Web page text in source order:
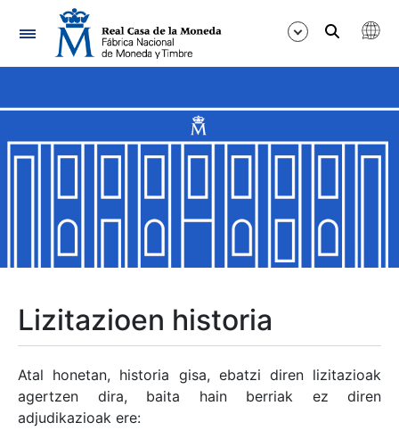
Nabigazioa
Erakutsi/Ezkutatu
Erakutsi/Ezkutatu
Erakutsi/Ezkutatu
Erakutsi/Ezkutatu
Lizitazioen historia
Atal honetan, historia gisa, ebatzi diren lizitazioak
agertzen dira, baita hain berriak ez diren
adjudikazioak ere: